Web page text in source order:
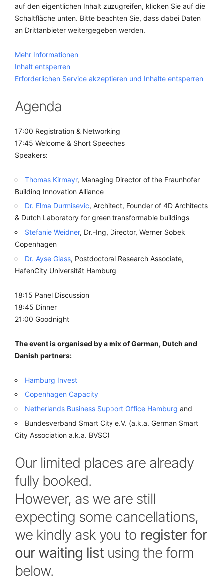
auf den eigentlichen Inhalt zuzugreifen, klicken Sie auf die
Schaltfläche unten. Bitte beachten Sie, dass dabei Daten
an Drittanbieter weitergegeben werden.
Mehr Informationen
Inhalt entsperren
Erforderlichen Service akzeptieren und Inhalte entsperren
Agenda
17:00 Registration & Networking
17:45 Welcome & Short Speeches
Speakers:
Thomas Kirmayr, Managing Director of the Fraunhofer
Building Innovation Alliance
Dr. Elma Durmisevic, Architect, Founder of 4D Architects
& Dutch Laboratory for green transformable buildings
Stefanie Weidner, Dr.-Ing, Director, Werner Sobek
Copenhagen
Dr. Ayse Glass, Postdoctoral Research Associate,
HafenCity Universität Hamburg
18:15 Panel Discussion
18:45 Dinner
21:00 Goodnight
The event is organised by a mix of German, Dutch and
Danish partners:
Hamburg Invest
Copenhagen Capacity
Netherlands Business Support Office Hamburg and
Bundesverband Smart City e.V. (a.k.a. German Smart
City Association a.k.a. BVSC)
Our limited places are already
fully booked.
However, as we are still
expecting some cancellations,
we kindly ask you to register for
our waiting list using the form
below.